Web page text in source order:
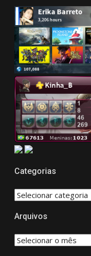
Categorias
CATEGORIAS
Arquivos
Arquivos